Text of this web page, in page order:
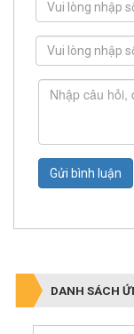
Gửi bình luận
DANH SÁCH